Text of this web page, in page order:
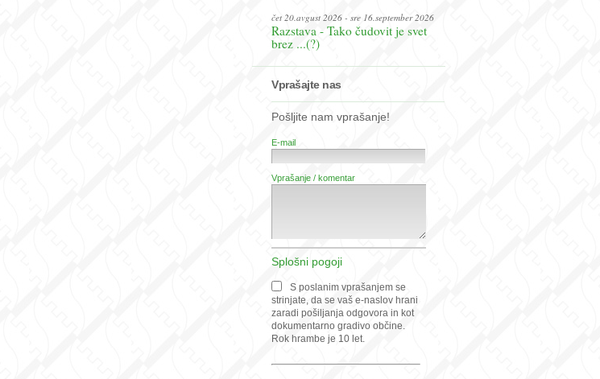
čet 20.avgust 2026 - sre 16.september 2026
Razstava - Tako čudovit je svet
brez ...(?)
Vprašajte nas
Pošljite nam vprašanje!
E-mail
Vprašanje / komentar
Splošni pogoji
S poslanim vprašanjem se
strinjate, da se vaš e-naslov hrani
zaradi pošiljanja odgovora in kot
dokumentarno gradivo občine.
Rok hrambe je 10 let.